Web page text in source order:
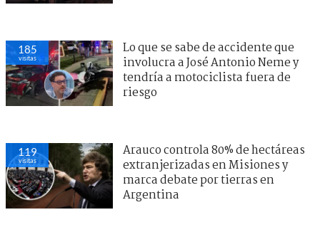
185
visitas
Lo que se sabe de accidente que
involucra a José Antonio Neme y
tendría a motociclista fuera de
riesgo
119
visitas
Arauco controla 80% de hectáreas
extranjerizadas en Misiones y
marca debate por tierras en
Argentina